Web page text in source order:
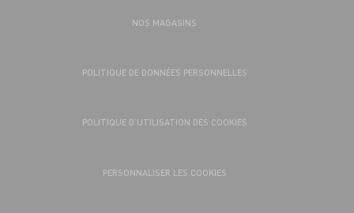
NOS MAGASINS
POLITIQUE DE DONNÉES PERSONNELLES
POLITIQUE D’UTILISATION DES COOKIES
PERSONNALISER LES COOKIES